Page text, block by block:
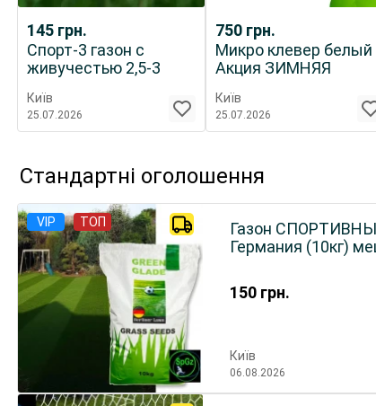
145 грн.
Спорт-3 газон с
живучестью 2,5-3
Київ
25.07.2026
750 грн.
Микро клевер белый
Акция ЗИМНЯЯ
цветами
Київ
25.07.2026
Стандартні оголошення
VIP ТОП
150 грн.
Газон
Германия (10кг)
Київ
06.08.2026